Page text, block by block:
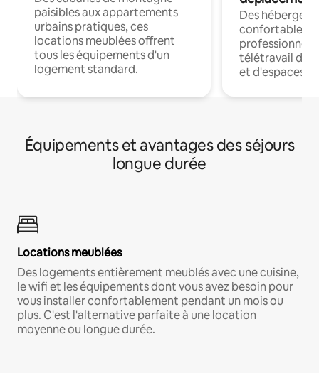
paisibles aux appartements
urbains pratiques, ces
locations meublées offrent
tous les équipements d'un
logement standard.
Des
confortables
professionnels
télétravail
et d'espaces
Équipements et avantages des séjours
longue durée
Locations meublées
Des logements entièrement meublés avec une cuisine,
le wifi et les équipements dont vous avez besoin pour
vous installer confortablement pendant un mois ou
plus. C'est l'alternative parfaite à une location
moyenne ou longue durée.